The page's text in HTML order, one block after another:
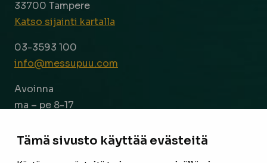
Tämä sivusto käyttää evästeitä
33700 Tampere
Katso sijainti kartalla
03-3593 100
info@messupuu.com
Avoinna
ma – pe 8-17